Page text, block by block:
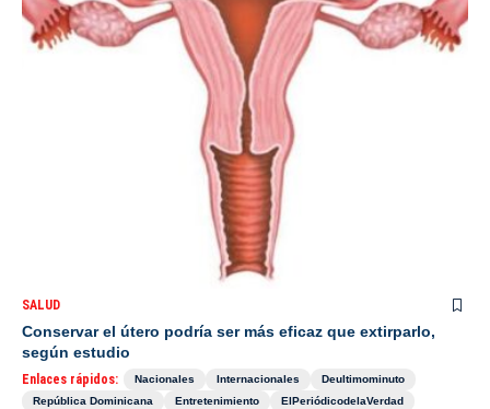
SALUD
Conservar el útero podría ser más eficaz que extirparlo,
según estudio
Enlaces rápidos: Nacionales Internacionales
Deultimominuto
República Dominicana
Entretenimiento
ElPeriódicodelaVerdad